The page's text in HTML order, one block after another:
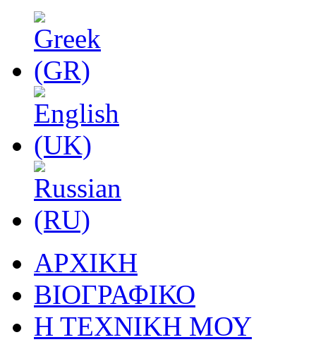
ΑΡΧΙΚΗ
ΒΙΟΓΡΑΦΙΚΟ
Η ΤΕΧΝΙΚΗ ΜΟΥ